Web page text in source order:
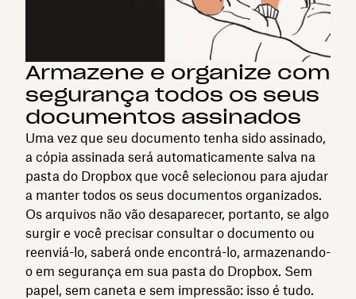
Armazene e organize com
segurança todos os seus
documentos assinados
Uma vez que seu documento tenha sido assinado,
a cópia assinada será automaticamente salva na
pasta do Dropbox que você selecionou para ajudar
a manter todos os seus documentos organizados.
Os arquivos não vão desaparecer, portanto, se algo
surgir e você precisar consultar o documento ou
reenviá-lo, saberá onde encontrá-lo, armazenando-
o em segurança em sua pasta do Dropbox. Sem
papel, sem caneta e sem impressão: isso é tudo.